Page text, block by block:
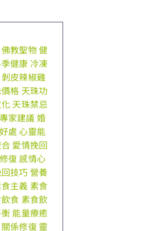
佛教聖物健
健康 冷凍
剝皮辣椒雞
格 天珠功
天珠禁忌
家建議婚
處 心靈能
愛情挽回
復 感情心
技巧 營養
主義 素食
食 素食飲
能量療癒
關係修復 靈